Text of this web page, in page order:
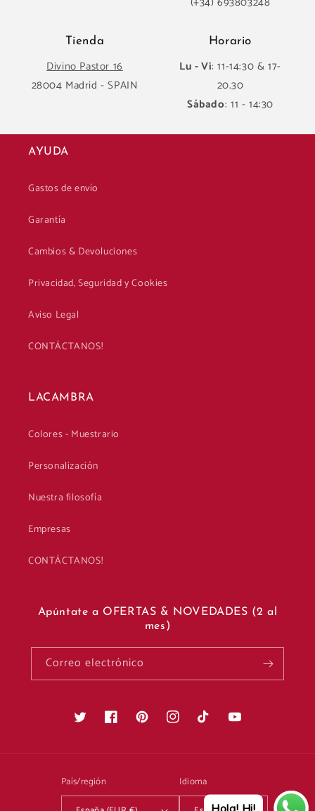
Tienda
Divino Pastor 16
28004 Madrid - SPAIN
Horario
Lu - Vi: 11-14:30 & 17-
20.30
Sábado: 11 - 14:30
AYUDA
Gastos de envío
Garantía
Cambios & Devoluciones
Privacidad, Seguridad y Cookies
Aviso Legal
CONTÁCTANOS!
LACAMBRA
Colores - Muestrario
Personalización
Nuestra filosofía
Empresas
CONTÁCTANOS!
Apúntate a OFERTAS & NOVEDADES (2 al
mes)
Correo electrónico
Twitter FacebookPinterestInstagramTikTok YouTube
País/región
Idioma
Hola! Hi!